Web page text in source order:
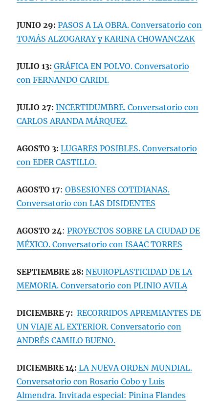
JUNIO 29: PASOS A LA OBRA. Conversatorio con
TOMÁS ALZOGARAY y KARINA CHOWANCZAK
JULIO 13: GRÁFICA EN POLVO. Conversatorio
con FERNANDO CARIDI.
JULIO 27: INCERTIDUMBRE. Conversatorio con
CARLOS ARANDA MÁRQUEZ.
AGOSTO 3: LUGARES POSIBLES. Conversatorio
con EDER CASTILLO.
AGOSTO 17:OBSESIONES COTIDIANAS.
Conversatorio con LAS DISIDENTES
AGOSTO 24:PROYECTOS SOBRE LA CIUDAD DE
MÉXICO. Conversatorio con ISAAC TORRES
SEPTIEMBRE 28:NEUROPLASTICIDAD DE LA
MEMORIA. Conversatorio con PLINIO AVILA
DICIEMBRE 7: RECORRIDOS APREMIANTES DE
UN VIAJE AL EXTERIOR. Conversatorio con
ANDRÉS CAMILO BUENO.
DICIEMBRE 14: LA NUEVA ORDEN MUNDIAL.
Conversatorio con Rosario Cobo y Luis
Almendra. Invitada especial: Pinina Flandes